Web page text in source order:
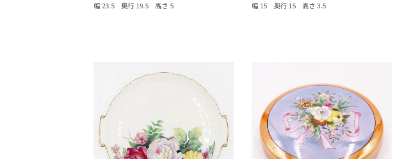
幅 23.5 奥行 19.5 高さ 5 幅 15 奥行 15 高さ 3.5